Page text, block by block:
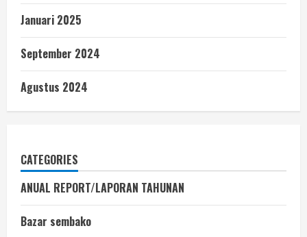
Januari 2025
September 2024
Agustus 2024
CATEGORIES
ANUAL REPORT/LAPORAN TAHUNAN
Bazar sembako